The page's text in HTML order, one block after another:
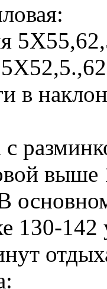
в
с
выше
130-142